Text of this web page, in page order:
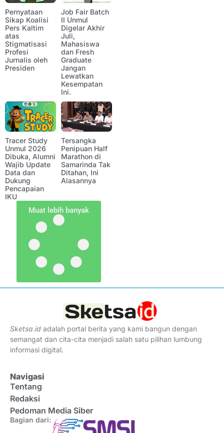
Pernyataan
Sikap Koalisi
Pers Kaltim
atas
Stigmatisasi
Profesi
Jurnalis oleh
Presiden
Job Fair Batch
II Unmul
Digelar Akhir
Juli,
Mahasiswa
dan Fresh
Graduate
Jangan
Lewatkan
Kesempatan
Ini.
Tracer Study
Unmul 2026
Dibuka, Alumni
Wajib Update
Data dan
Dukung
Pencapaian
IKU
Tersangka
Penipuan Half
Marathon di
Samarinda Tak
Ditahan, Ini
Alasannya
Muat lebih banyak
Sketsa.id adalah portal berita yang kami bangun dengan
semangat dan cita-cita menjadi salah satu pilihan lumbung
informasi digital.
Navigasi
Tentang
Redaksi
Pedoman Media Siber
Bagian dari: